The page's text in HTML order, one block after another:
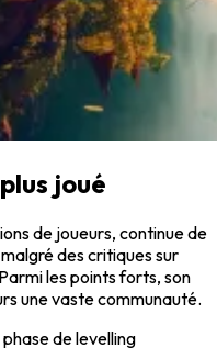
joué
de joueurs, continue de
des critiques sur
les points forts, son
une vaste communauté.
delevelling